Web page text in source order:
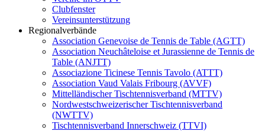
Clubfenster
Vereinsunterstützung
Regionalverbände
Association Genevoise de Tennis de Table (AGTT)
Association Neuchâteloise et Jurassienne de Tennis de
Table (ANJTT)
Associazione Ticinese Tennis Tavolo (ATTT)
Association Vaud Valais Fribourg (AVVF)
Mittelländischer Tischtennisverband (MTTV)
Nordwestschweizerischer Tischtennisverband
(NWTTV)
Tischtennisverband Innerschweiz (TTVI)